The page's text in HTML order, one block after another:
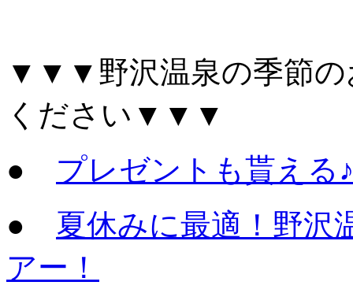
▼▼▼野沢温泉の季節の
ください▼▼▼
● プレゼントも貰える
● 夏休みに最適！野沢
アー！